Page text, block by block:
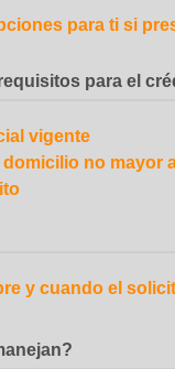
para ti si
para el
vigente
no mayor
y cuando el